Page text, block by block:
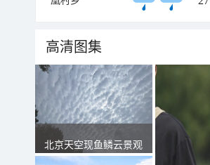
高清图集
北京天空现鱼鳞云景观